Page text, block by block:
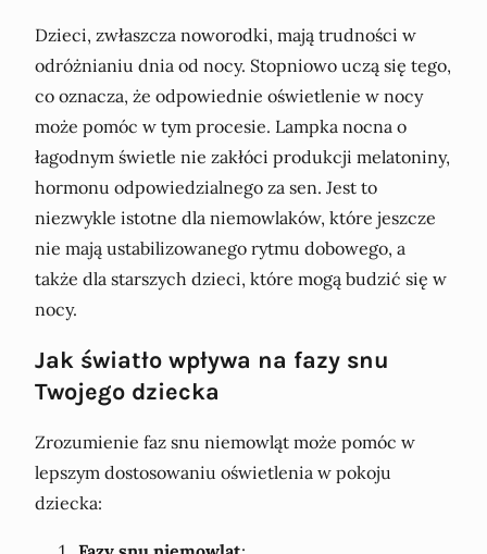
Dzieci, zwłaszcza noworodki, mają trudności w
odróżnianiu dnia od nocy. Stopniowo uczą się tego,
co oznacza, że odpowiednie oświetlenie w nocy
może pomóc w tym procesie. Lampka nocna o
łagodnym świetle nie zakłóci produkcji melatoniny,
hormonu odpowiedzialnego za sen. Jest to
niezwykle istotne dla niemowlaków, które jeszcze
nie mają ustabilizowanego rytmu dobowego, a
także dla starszych dzieci, które mogą budzić się w
nocy.
Jak światło wpływa na fazy snu
Twojego dziecka
Zrozumienie faz snu niemowląt może pomóc w
lepszym dostosowaniu oświetlenia w pokoju
dziecka: